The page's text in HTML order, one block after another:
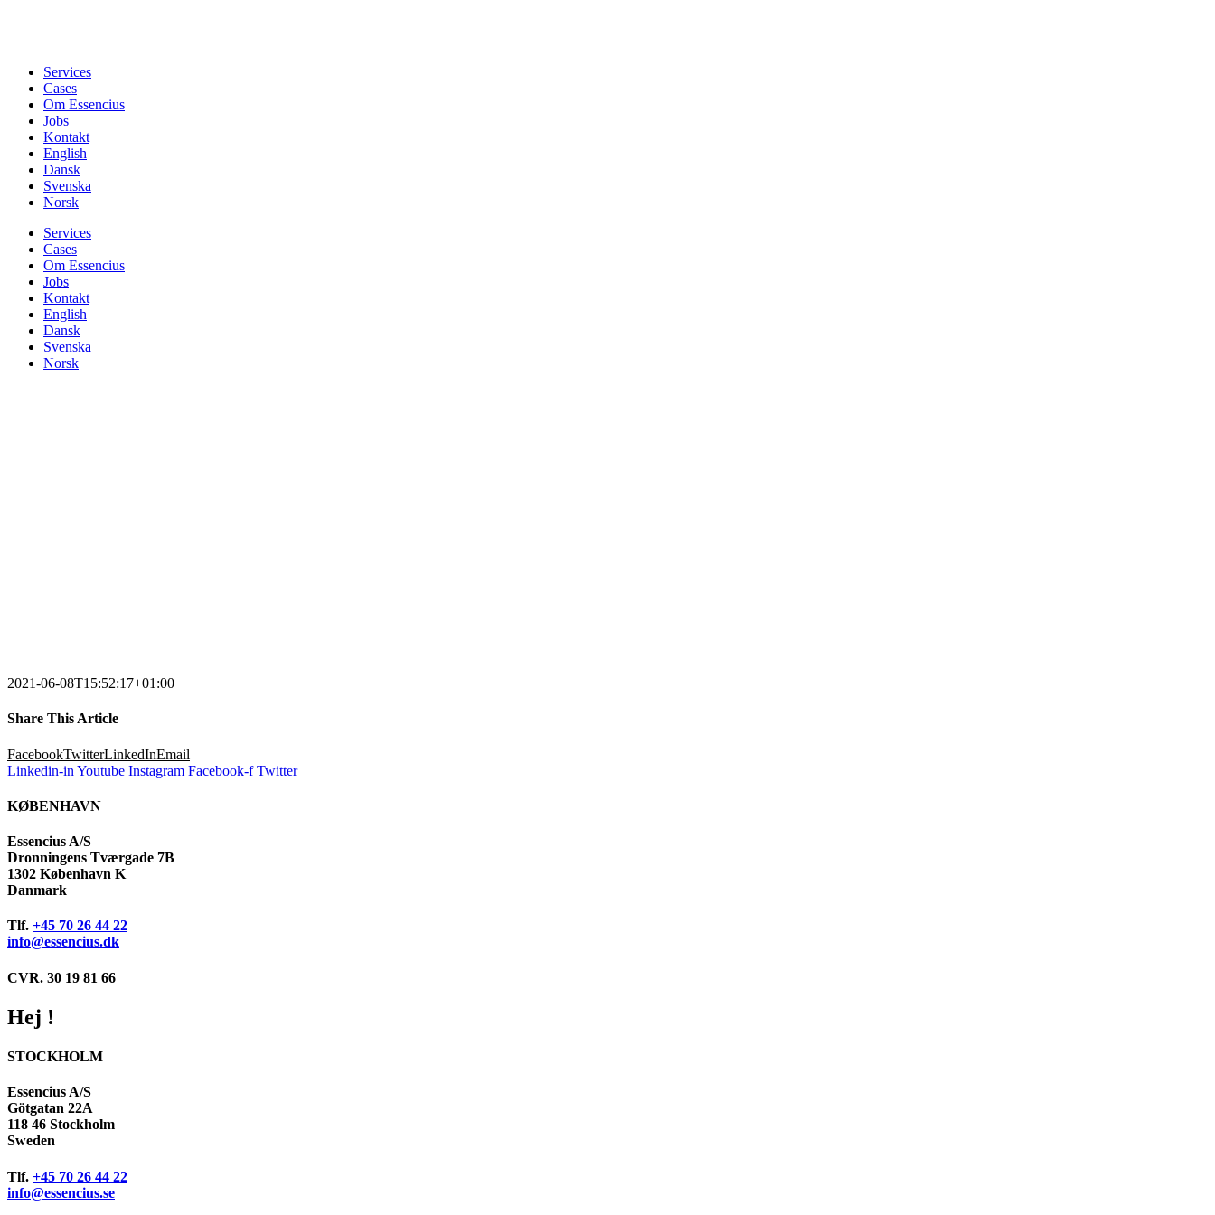
Services
Cases
Om Essencius
Jobs
Kontakt
English
Dansk
Svenska
Norsk
Services
Cases
Om Essencius
Jobs
Kontakt
English
Dansk
Svenska
Norsk
2021-06-08T15:52:17+01:00
Share This Article
FacebookTwitterLinkedInEmail
Linkedin-in Youtube Instagram Facebook-f Twitter
KØBENHAVN
Essencius A/S
Dronningens Tværgade 7B
1302 København K
Danmark
Tlf. +45 70 26 44 22
info@essencius.dk
CVR. 30 19 81 66
Hej !
STOCKHOLM
Essencius A/S
Götgatan 22A
118 46 Stockholm
Sweden
Tlf. +45 70 26 44 22
info@essencius.se